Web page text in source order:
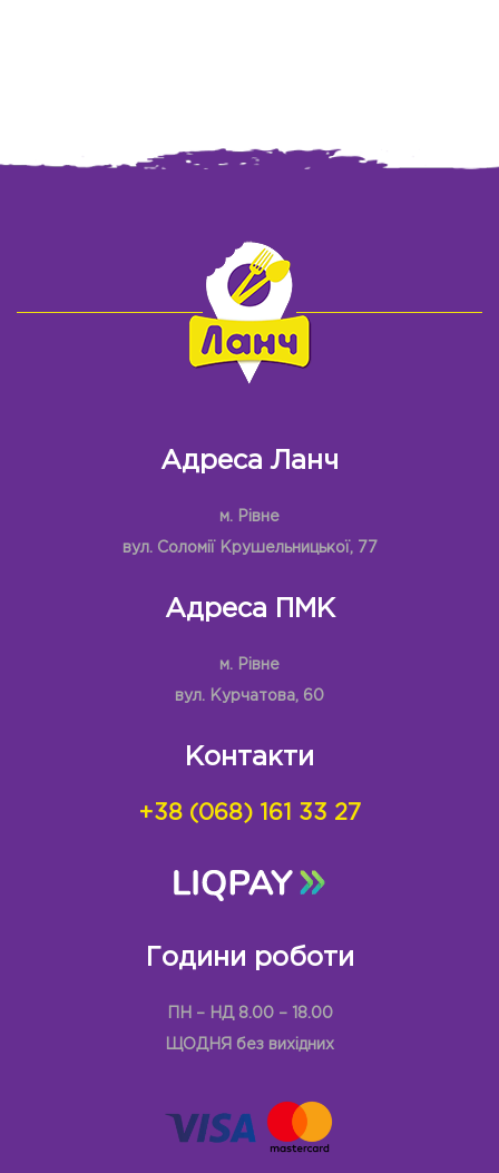
Адреса Ланч
м. Рівне
вул. Соломії Крушельницької, 77
Адреса ПМК
м. Рівне
вул. Курчатова, 60
Контакти
+38 (068) 161 33 27
Години роботи
ПН – НД 8.00 – 18.00
ЩОДНЯ без вихідних